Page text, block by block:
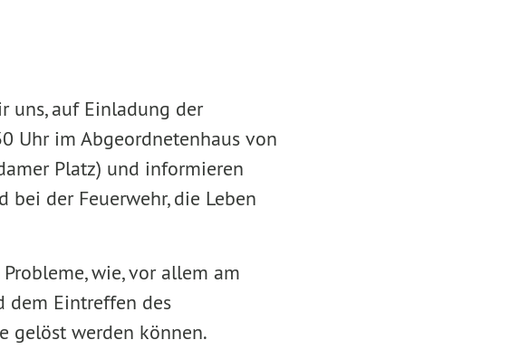
uns, auf Einladung der
Uhr im Abgeordnetenhaus von
Platz) und informieren
bei der Feuerwehr, die Leben
wie, vor allem am
dem Eintreffen des
gelöst werden können.